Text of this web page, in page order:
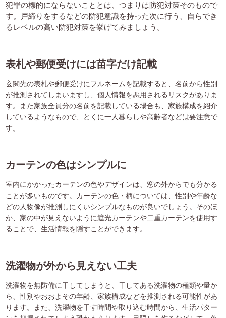
犯罪の標的にならないこととは、つまりは防犯対策そのもので
す。戸締りをするなどの防犯意識を持った次に行う、自らでき
るレベルの高い防犯対策を挙げてみましょう。
表札や郵便受けには苗字だけ記載
玄関先の表札や郵便受けにフルネームを記載すると、名前から性別
が推測されてしまいますし、個人情報を悪用されるリスクがありま
す。また家族全員分の名前を記載している場合も、家族構成を紹介
しているようなもので、とくに一人暮らしや高齢者などは要注意で
す。
カーテンの色はシンプルに
室内にかかったカーテンの色やデザインは、窓の外からでも分かる
ことが多いものです。カーテンの色・柄については、性別や年齢な
どの人物像が推測しにくいシンプルなものが良いでしょう。そのほ
か、家の中が見えないように遮光カーテンや二重カーテンを使用す
ることで、生活情報を隠すことができます。
洗濯物が外から見えない工夫
洗濯物を無防備に干してしまうと、干してある洗濯物の種類や量か
ら、性別やおおよその年齢、家族構成などを推測される可能性があ
ります。また、洗濯物を干す時間や取り込む時間から、生活パター